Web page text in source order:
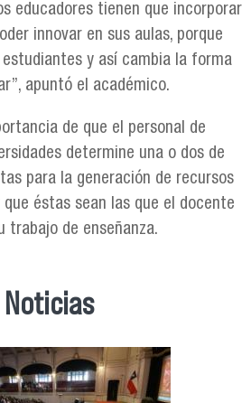
educadores tienen que incorporar
innovar en sus aulas, porque
y así cambia la forma
apuntó el académico.
de que el personal de
determine una o dos de
para la generación de recursos
éstas sean las que el docente
trabajo de enseñanza.
Noticias